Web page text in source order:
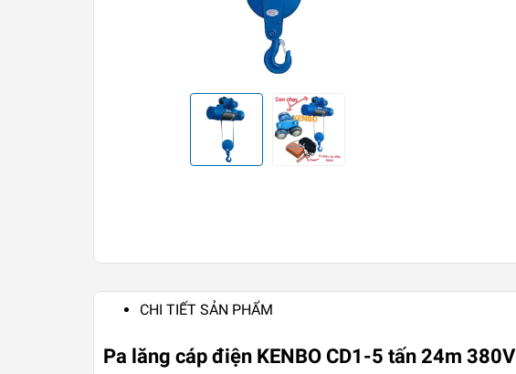
CHI TIẾT SẢN PHẨM
Pa lăng cáp điện KENBO CD1-5 tấn 24m 380V